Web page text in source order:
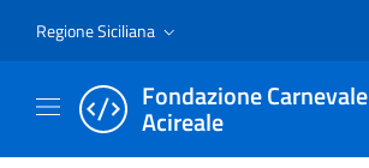
Regione Siciliana
Fondazione Carnevale
Acireale